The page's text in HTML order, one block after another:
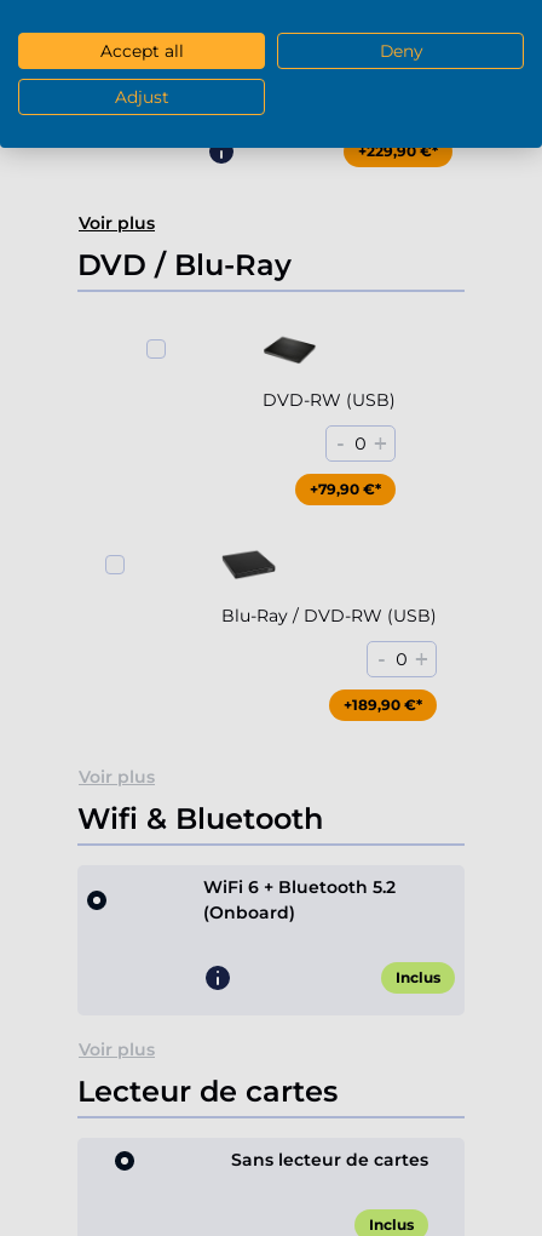
4000Go HDD 7200rpm (3.5'')
+229,90 €*
Voir plus
DVD / Blu-Ray
DVD-RW (USB)
- 0 +
+79,90 €*
Blu-Ray / DVD-RW (USB)
- 0 +
+189,90 €*
Voir plus
Wifi & Bluetooth
WiFi 6 + Bluetooth 5.2
(Onboard)
Inclus
Voir plus
Lecteur de cartes
Sans lecteur de cartes
Inclus
Accept all Deny
Adjust